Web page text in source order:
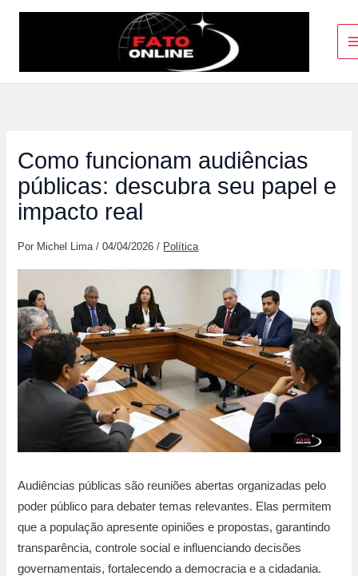
conteúdo
Como funcionam audiências
públicas: descubra seu papel e
impacto real
Por Michel Lima/04/04/2026/ Política
Audiências públicas são reuniões abertas organizadas pelo
poder público para debater temas relevantes. Elas permitem
que a população apresente opiniões e propostas, garantindo
transparência, controle social e influenciando decisões
governamentais, fortalecendo a democracia e a cidadania.